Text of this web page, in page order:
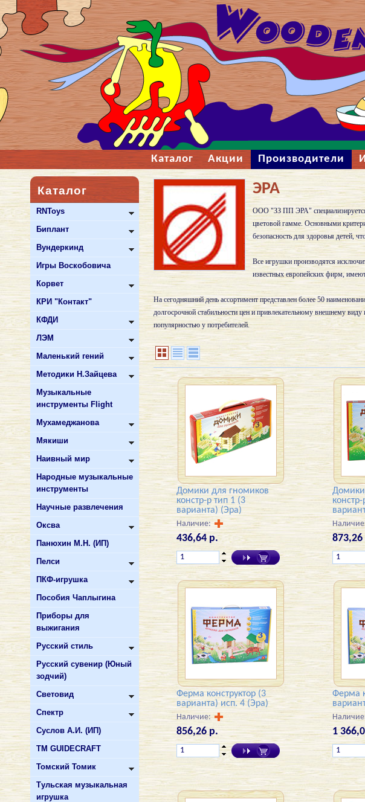
Каталог Акции Производители
Каталог
RNToys
Биплант
Вундеркинд
Игры Воскобовича
Корвет
КРИ "Контакт"
КФДИ
ЛЭМ
Маленький гений
Методики Н.Зайцева
Музыкальные
инструменты Flight
Мухамеджанова
Мякиши
Наивный мир
Народные музыкальные
инструменты
Научные развлечения
Оксва
Панюхин М.Н. (ИП)
Пелси
ПКФ-игрушка
Пособия Чаплыгина
Приборы для
выжигания
Русский стиль
Русский сувенир (Юный
зодчий)
Световид
Спектр
Суслов А.И. (ИП)
ТМ GUIDECRAFT
Томский Томик
Тульская музыкальная
игрушка
ЭРА
ООО "ЗЗ ПП ЭРА" специализируется
цветовой гамме. Основными
безопасность для здоровья детей,
Все игрушки производятся
известных европейских фирм,
На сегодняшний день ассортимент представлен более 50
долгосрочной стабильности цен и привлекательному внешнему
популярностью у потребителей.
Домики для гномиков
констр-р тип 1 (3
варианта) (Эра)
Наличие:
436,64 р. 873,26
Ферма конструктор (3
варианта) исп. 4 (Эра)
Наличие:
856,26 р.
Ферма
1